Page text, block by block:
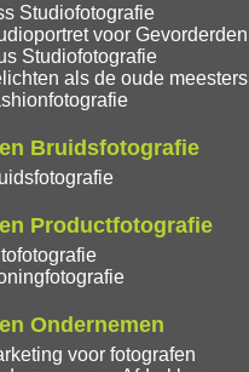
Studiofotografie
voor Gevorderden
Studiofotografie
als de oude meesters
Bruidsfotografie
Productfotografie
Ondernemen
voor fotografen